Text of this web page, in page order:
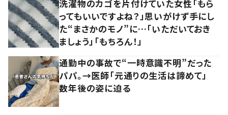
洗濯物のカゴを片付けていた女性「もら
ってもいいですよね？」思いがけず手にし
た“まさかのモノ”に…「いただいておき
ましょう」「もちろん！」
通勤中の事故で“一時意識不明”だった
パパ。→医師「元通りの生活は諦めて」
数年後の姿に迫る